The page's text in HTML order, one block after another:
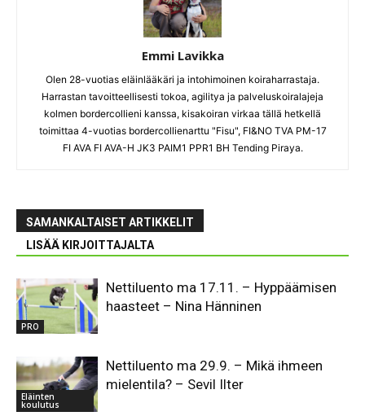
Emmi Lavikka
Olen 28-vuotias eläinlääkäri ja intohimoinen koiraharrastaja.
Harrastan tavoitteellisesti tokoa, agilitya ja palveluskoiralajeja
kolmen bordercollieni kanssa, kisakoiran virkaa tällä hetkellä
toimittaa 4-vuotias bordercollienarttu "Fisu", FI&NO TVA PM-17
FI AVA FI AVA-H JK3 PAIM1 PPR1 BH Tending Piraya.
SAMANKALTAISET ARTIKKELIT
LISÄÄ KIRJOITTAJALTA
PRO
Nettiluento ma 17.11. – Hyppäämisen
haasteet – Nina Hänninen
Eläinten
koulutus
Nettiluento ma 29.9. – Mikä ihmeen
mielentila? – Sevil Ilter